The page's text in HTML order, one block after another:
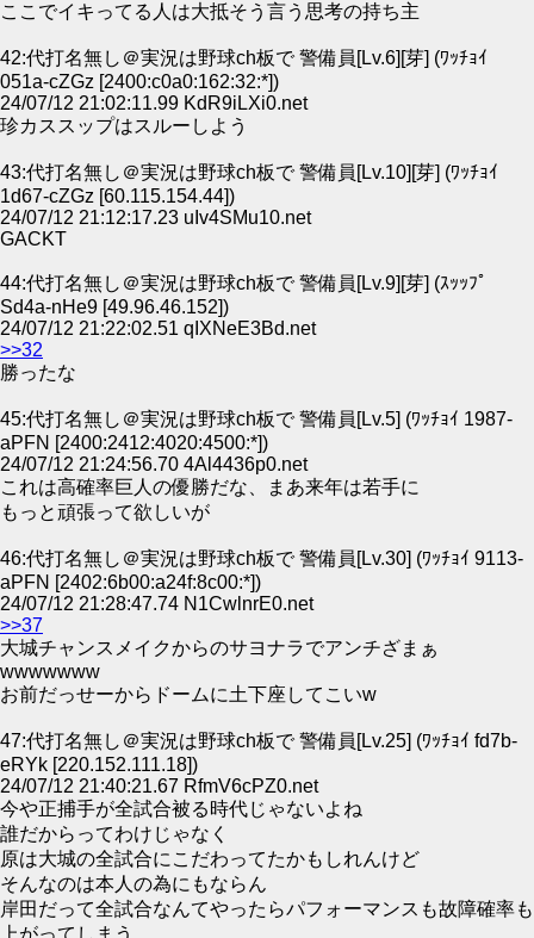
ここでイキってる人は大抵そう言う思考の持ち主
42:代打名無し＠実況は野球ch板で 警備員[Lv.6][芽] (ﾜｯﾁｮｲ
051a-cZGz [2400:c0a0:162:32:*])
24/07/12 21:02:11.99 KdR9iLXi0.net
珍カススップはスルーしよう
43:代打名無し＠実況は野球ch板で 警備員[Lv.10][芽] (ﾜｯﾁｮｲ
1d67-cZGz [60.115.154.44])
24/07/12 21:12:17.23 uIv4SMu10.net
GACKT
44:代打名無し＠実況は野球ch板で 警備員[Lv.9][芽] (ｽｯｯﾌﾟ
Sd4a-nHe9 [49.96.46.152])
24/07/12 21:22:02.51 qIXNeE3Bd.net
>>32
勝ったな
45:代打名無し＠実況は野球ch板で 警備員[Lv.5] (ﾜｯﾁｮｲ 1987-
aPFN [2400:2412:4020:4500:*])
24/07/12 21:24:56.70 4Al4436p0.net
これは高確率巨人の優勝だな、まあ来年は若手に
もっと頑張って欲しいが
46:代打名無し＠実況は野球ch板で 警備員[Lv.30] (ﾜｯﾁｮｲ 9113-
aPFN [2402:6b00:a24f:8c00:*])
24/07/12 21:28:47.74 N1CwlnrE0.net
>>37
大城チャンスメイクからのサヨナラでアンチざまぁ
wwwwwww
お前だっせーからドームに土下座してこいw
47:代打名無し＠実況は野球ch板で 警備員[Lv.25] (ﾜｯﾁｮｲ fd7b-
eRYk [220.152.111.18])
24/07/12 21:40:21.67 RfmV6cPZ0.net
今や正捕手が全試合被る時代じゃないよね
誰だからってわけじゃなく
原は大城の全試合にこだわってたかもしれんけど
そんなのは本人の為にもならん
岸田だって全試合なんてやったらパフォーマンスも故障確率も
上がってしまう